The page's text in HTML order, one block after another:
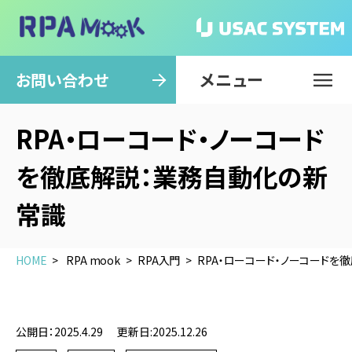
お問い合わせ メニュー
閉じる
RPA・ローコード・ノーコード
を徹底解説：業務自動化の新
常識
HOME RPA mook RPA入門 RPA・ローコード・ノーコード
公開日：2025.4.29 更新日:2025.12.26